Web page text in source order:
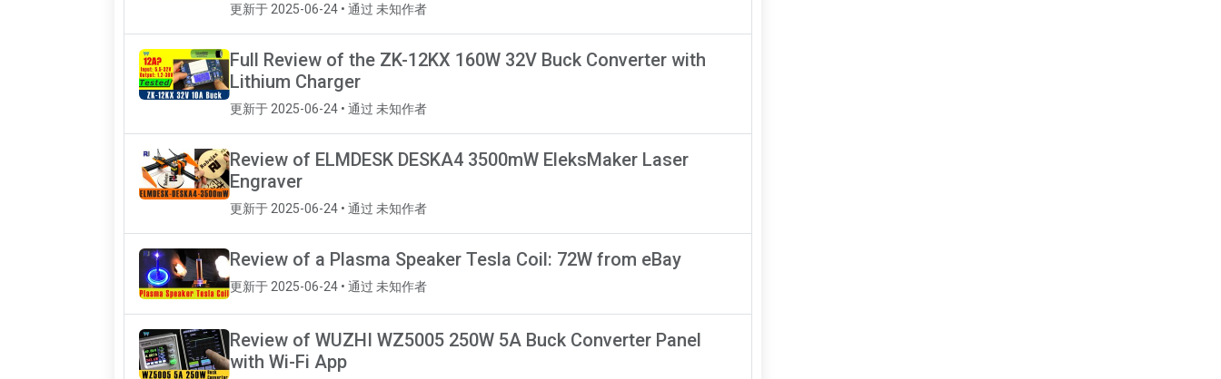
更新于 2025-06-24 • 通过 未知作者
Full Review of the ZK-12KX 160W 32V Buck Converter with
Lithium Charger
更新于 2025-06-24 • 通过 未知作者
Review of ELMDESK DESKA4 3500mW EleksMaker Laser
Engraver
更新于 2025-06-24 • 通过 未知作者
Review of a Plasma Speaker Tesla Coil: 72W from eBay
更新于 2025-06-24 • 通过 未知作者
Review of WUZHI WZ5005 250W 5A Buck Converter Panel
with Wi-Fi App